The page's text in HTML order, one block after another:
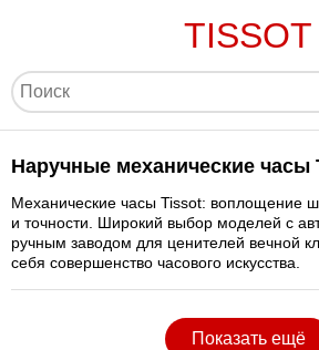
TISSOT
Наручные механические часы
Механические часы Tissot: воплощение
и точности. Широкий выбор моделей с
ручным заводом для ценителей вечной
себя совершенство часового искусства.
Показать ещё